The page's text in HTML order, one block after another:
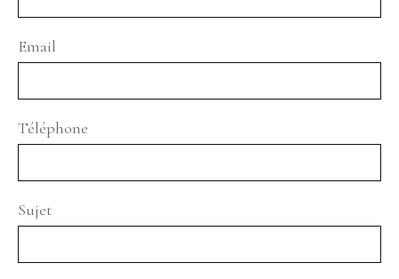
Email
Téléphone
Sujet